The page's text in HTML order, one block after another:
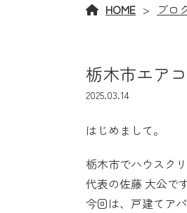
HOME ブロ
栃木市エア
2025.03.14
はじめまして。
栃木市でハウスク
代表の佐藤 大公です
今回は、戸建てア